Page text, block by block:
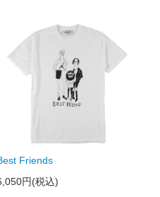
Friends
円(税込)